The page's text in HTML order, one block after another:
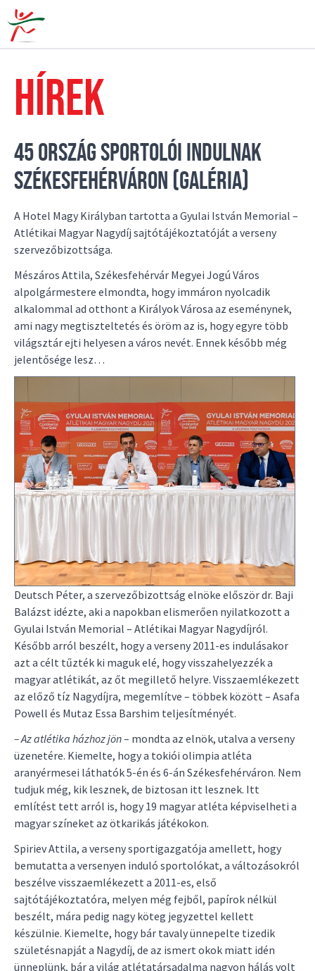
HÍREK
45 ORSZÁG SPORTOLÓI INDULNAK
SZÉKESFEHÉRVÁRON (GALÉRIA)
A Hotel Magy Királyban tartotta a Gyulai István Memorial –
Atlétikai Magyar Nagydíj sajtótájékoztatóját a verseny
szervezőbizottsága.
Mészáros Attila, Székesfehérvár Megyei Jogú Város
alpolgármestere elmondta, hogy immáron nyolcadik
alkalommal ad otthont a Királyok Városa az eseménynek,
ami nagy megtiszteltetés és öröm az is, hogy egyre több
világsztár ejti helyesen a város nevét. Ennek később még
jelentősége lesz…
Deutsch Péter, a szervezőbizottság elnöke először dr. Baji
Balázst idézte, aki a napokban elismerően nyilatkozott a
Gyulai István Memorial – Atlétikai Magyar Nagydíjról.
Később arról beszélt, hogy a verseny 2011-es indulásakor
azt a célt tűzték ki maguk elé, hogy visszahelyezzék a
magyar atlétikát, az őt megillető helyre. Visszaemlékezett
az előző tíz Nagydíjra, megemlítve – többek között – Asafa
Powell és Mutaz Essa Barshim teljesítményét.
– Az atlétika házhoz jön– mondta az elnök, utalva a verseny
üzenetére. Kiemelte, hogy a tokiói olimpia atléta
aranyérmesei láthatók 5-én és 6-án Székesfehérváron. Nem
tudjuk még, kik lesznek, de biztosan itt lesznek. Itt
említést tett arról is, hogy 19 magyar atléta képviselheti a
magyar színeket az ötkarikás játékokon.
Spiriev Attila, a verseny sportigazgatója amellett, hogy
bemutatta a versenyen induló sportolókat, a változásokról
beszélve visszaemlékezett a 2011-es, első
sajtótájékoztatóra, melyen még fejből, papírok nélkül
beszélt, mára pedig nagy köteg jegyzettel kellett
készülnie. Kiemelte, hogy bár tavaly ünnepelte tizedik
születésnapját a Nagydíj, de az ismert okok miatt idén
ünneplünk, bár a világ atlétatársadalma nagyon hálás volt